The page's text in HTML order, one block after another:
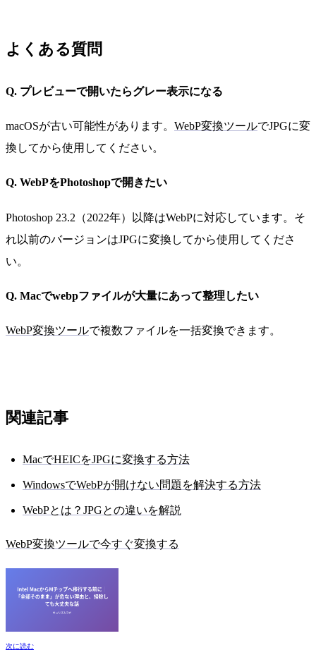
よくある質問
Q. プレビューで開いたらグレー表示になる
macOSが古い可能性があります。 WebP変換ツールでJPGに変
換してから使用してください。
Q. WebPをPhotoshopで開きたい
Photoshop 23.2（2022年）以降はWebPに対応しています。そ
れ以前のバージョンはJPGに変換してから使用してくださ
い。
Q. Macでwebpファイルが大量にあって整理したい
WebP変換ツールで複数ファイルを一括変換できます。
関連記事
MacでHEICをJPGに変換する方法
WindowsでWebPが開けない問題を解決する方法
WebPとは？JPGとの違いを解説
WebP変換ツールで今すぐ変換する
次に読む